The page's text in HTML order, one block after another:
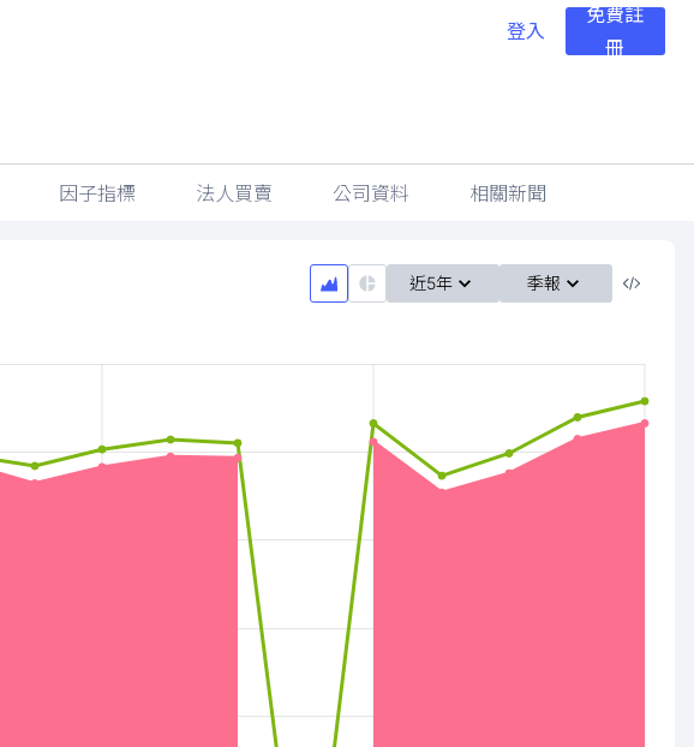
登入
免費註
冊
因子指標 法人買賣 公司資料 相關新聞
近5年 季報